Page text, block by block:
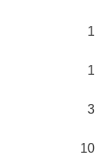
1
1
3
10